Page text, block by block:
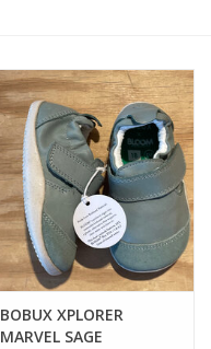
BOBUX XPLORER
MARVEL SAGE